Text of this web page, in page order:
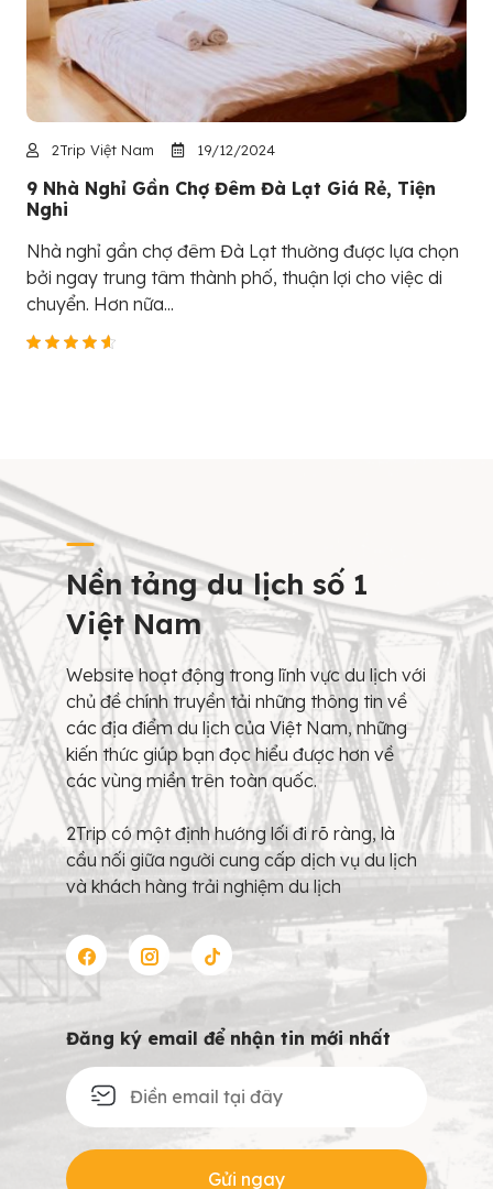
2Trip Việt Nam 19/12/2024
9 Nhà Nghỉ Gần Chợ Đêm Đà Lạt Giá Rẻ, Tiện
Nghi
Nhà nghỉ gần chợ đêm Đà Lạt thường được lựa chọn
bởi ngay trung tâm thành phố, thuận lợi cho việc di
chuyển. Hơn nữa...
Nền tảng du lịch số 1
Việt Nam
Website hoạt động trong lĩnh vực du lịch với
chủ đề chính truyền tải những thông tin về
các địa điểm du lịch của Việt Nam, những
kiến thức giúp bạn đọc hiểu được hơn về
các vùng miền trên toàn quốc.
2Trip có một định hướng lối đi rõ ràng, là
cầu nối giữa người cung cấp dịch vụ du lịch
và khách hàng trải nghiệm du lịch
Đăng ký email để nhận tin mới nhất
Gửi ngay